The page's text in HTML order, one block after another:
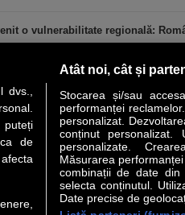
o vulnerabilitate regională:
LIDERI ANALIZE HI-TECH
puteți
de
Atât noi, cât și
Stocarea și/sau
performanței
personalizat.
conținut personalizat.
personalizate.
Măsurarea
combinații de date
selecta conținutul.
Date precise de